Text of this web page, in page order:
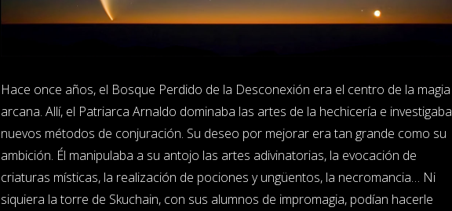
Hace once años, el Bosque Perdido de la Desconexión era el centro de la magia
arcana. Allí, el Patriarca Arnaldo dominaba las artes de la hechicería e investigaba
nuevos métodos de conjuración. Su deseo por mejorar era tan grande como su
ambición. Él manipulaba a su antojo las artes adivinatorias, la evocación de
criaturas místicas, la realización de pociones y ungüentos, la necromancia… Ni
siquiera la torre de Skuchain, con sus alumnos de impromagia, podían hacerle